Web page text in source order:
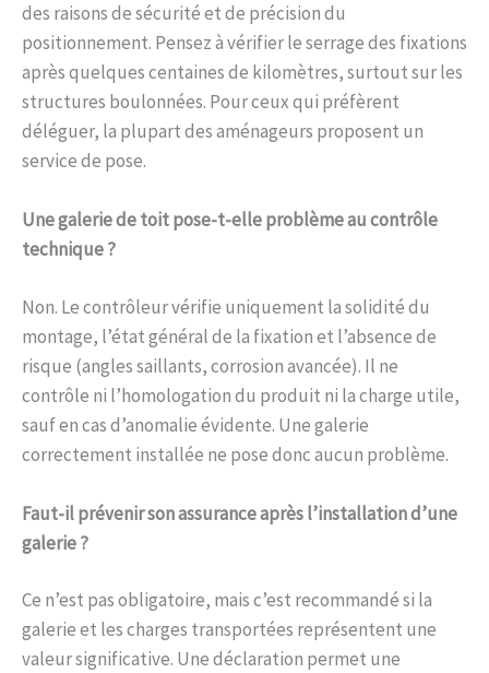
des raisons de sécurité et de précision du
positionnement. Pensez à vérifier le serrage des fixations
après quelques centaines de kilomètres, surtout sur les
structures boulonnées. Pour ceux qui préfèrent
déléguer, la plupart des aménageurs proposent un
service de pose.
Une galerie de toit pose-t-elle problème au contrôle
technique ?
Non. Le contrôleur vérifie uniquement la solidité du
montage, l’état général de la fixation et l’absence de
risque (angles saillants, corrosion avancée). Il ne
contrôle ni l’homologation du produit ni la charge utile,
sauf en cas d’anomalie évidente. Une galerie
correctement installée ne pose donc aucun problème.
Faut-il prévenir son assurance après l’installation d’une
galerie ?
Ce n’est pas obligatoire, mais c’est recommandé si la
galerie et les charges transportées représentent une
valeur significative. Une déclaration permet une